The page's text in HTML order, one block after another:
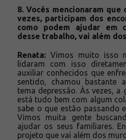
8. Vocês mencionaram que
vezes, participam dos
como podem ajudar em
desse trabalho, vai além
Renata: Vimos muito isso
lidaram com isso
auxiliar conhecidos que
sentido, chamou bastante
tema depressão. Às vezes, a
está tudo bem com algum
sabe o que estão passando
Vimos muita gente
ajudar os seus familiares.
projeto que vai além dos